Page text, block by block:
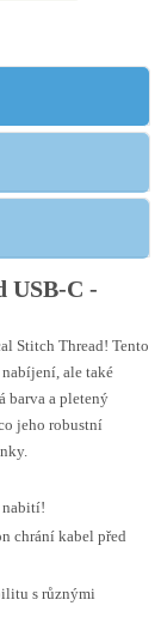
USB-C -
Stitch Thread! Tento
ale také
barva a pletený
jeho robustní
nabití!
chrání kabel před
s různými